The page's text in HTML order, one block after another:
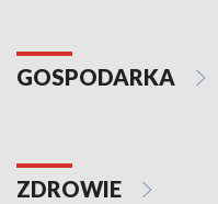
GOSPODARKA
ZDROWIE